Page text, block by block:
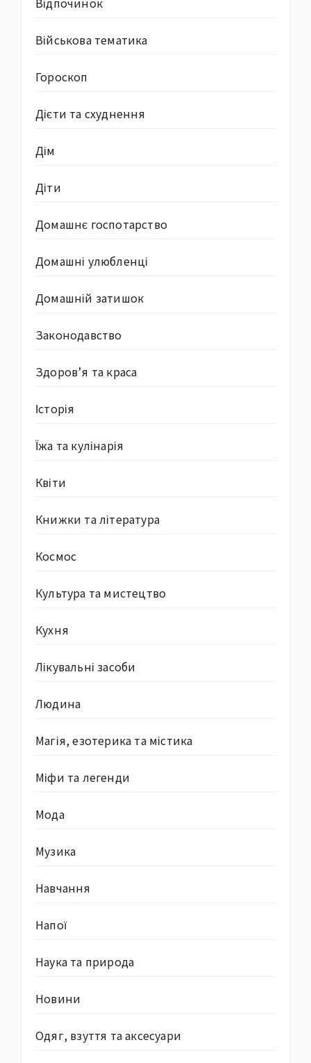
Військова тематика
Гороскоп
Дієти та схуднення
Дім
Діти
Домашнє госпотарство
Домашні улюбленці
Домашній затишок
Законодавство
Здоров’я та краса
Історія
Їжа та кулінарія
Квіти
Книжки та література
Космос
Культура та мистецтво
Кухня
Лікувальні засоби
Людина
Магія, езотерика та містика
Міфи та легенди
Мода
Музика
Навчання
Напої
Наука та природа
Новини
Одяг, взуття та аксесуари